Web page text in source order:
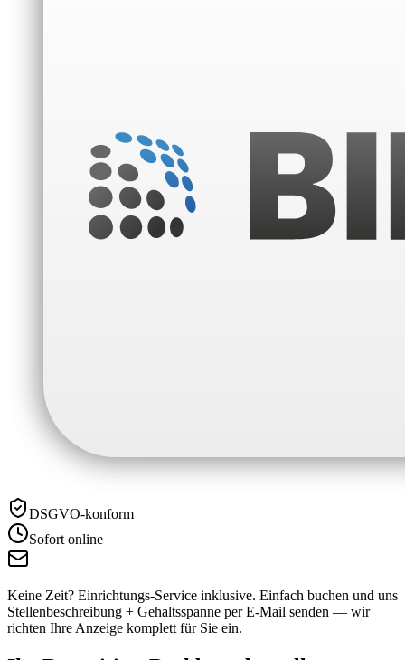
DSGVO-konform
Sofort online
Keine Zeit? Einrichtungs-Service inklusive. Einfach buchen und uns
Stellenbeschreibung + Gehaltsspanne per E-Mail senden — wir
richten Ihre Anzeige komplett für Sie ein.